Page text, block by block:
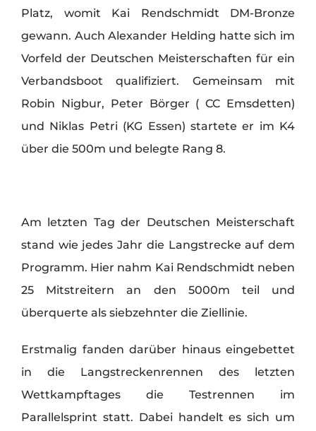
Platz, womit Kai Rendschmidt DM-Bronze
gewann. Auch Alexander Helding hatte sich im
Vorfeld der Deutschen Meisterschaften für ein
Verbandsboot qualifiziert. Gemeinsam mit
Robin Nigbur, Peter Börger ( CC Emsdetten)
und Niklas Petri (KG Essen) startete er im K4
über die 500m und belegte Rang 8.
Am letzten Tag der Deutschen Meisterschaft
stand wie jedes Jahr die Langstrecke auf dem
Programm. Hier nahm Kai Rendschmidt neben
25 Mitstreitern an den 5000m teil und
überquerte als siebzehnter die Ziellinie.
Erstmalig fanden darüber hinaus eingebettet
in die Langstreckenrennen des letzten
Wettkampftages die Testrennen im
Parallelsprint statt. Dabei handelt es sich um